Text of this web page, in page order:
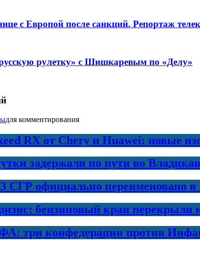
с Европой после санкций. Репортаж
рулетку» с Шишкаревым по «Делу»
для комментирования
RX от Chery и Huawei: новые
задержали по пути во
СГР официально переименовано в
бензиновый кран перекрыли
три конфедерации против